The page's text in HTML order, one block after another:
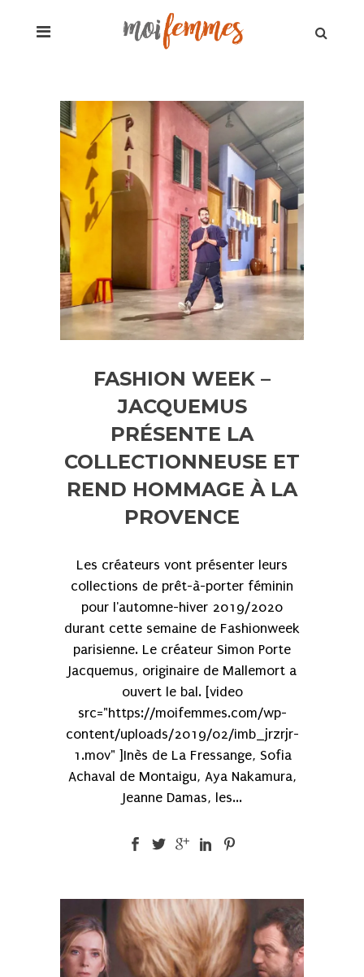
FASHION WEEK –
JACQUEMUS
PRÉSENTE LA
COLLECTIONNEUSE ET
REND HOMMAGE À LA
PROVENCE
Les créateurs vont présenter leurs
collections de prêt-à-porter féminin
pour l'automne-hiver 2019/2020
durant cette semaine de Fashionweek
parisienne. Le créateur Simon Porte
Jacquemus, originaire de Mallemort a
ouvert le bal. [video
src="https://moifemmes.com/wp-
content/uploads/2019/02/imb_jrzrjr-
1.mov" ]Inès de La Fressange, Sofia
Achaval de Montaigu, Aya Nakamura,
Jeanne Damas, les...